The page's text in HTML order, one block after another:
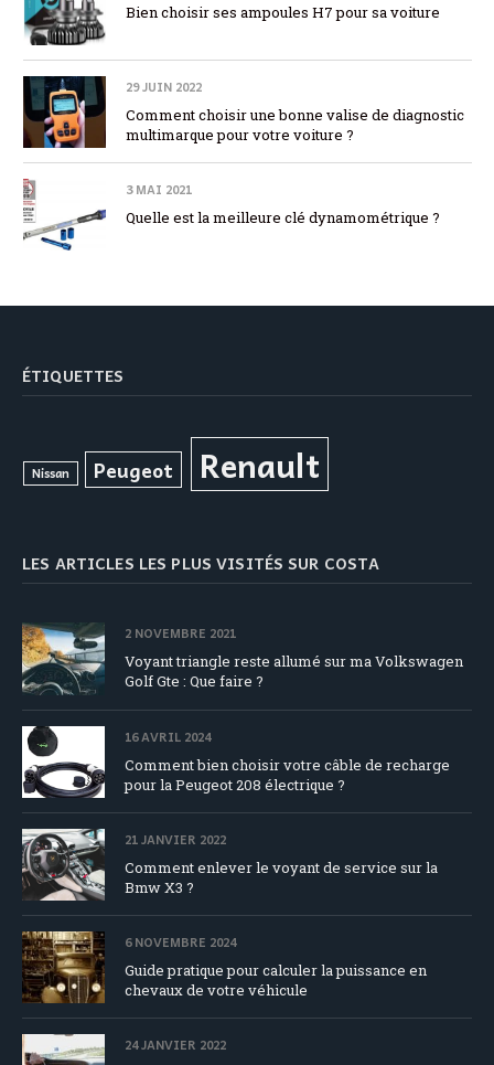
Bien choisir ses ampoules H7 pour sa voiture
29 JUIN 2022
Comment choisir une bonne valise de diagnostic
multimarque pour votre voiture ?
3 MAI 2021
Quelle est la meilleure clé dynamométrique ?
ÉTIQUETTES
Nissan Peugeot Renault
LES ARTICLES LES PLUS VISITÉS SUR COSTA
2 NOVEMBRE 2021
Voyant triangle reste allumé sur ma Volkswagen
Golf Gte : Que faire ?
16 AVRIL 2024
Comment bien choisir votre câble de recharge
pour la Peugeot 208 électrique ?
21 JANVIER 2022
Comment enlever le voyant de service sur la
Bmw X3 ?
6 NOVEMBRE 2024
Guide pratique pour calculer la puissance en
chevaux de votre véhicule
24 JANVIER 2022